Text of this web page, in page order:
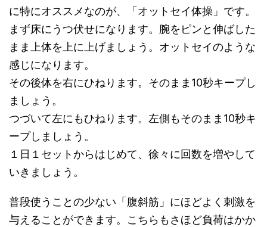
に特にオススメなのが、「オットセイ体操」です。
まず床にうつ伏せになります。腕をピンと伸ばした
まま上体を上に上げましょう。オットセイのような
感じになります。
その後体を右にひねります。そのまま10秒キープし
ましょう。
つづいて左にもひねります。左側もそのまま10秒キ
ープしましょう。
１日１セットからはじめて、徐々に回数を増やして
いきましょう。
普段使うことの少ない「腹斜筋」にほどよく刺激を
与えることができます。こちらもさほど負荷はかか